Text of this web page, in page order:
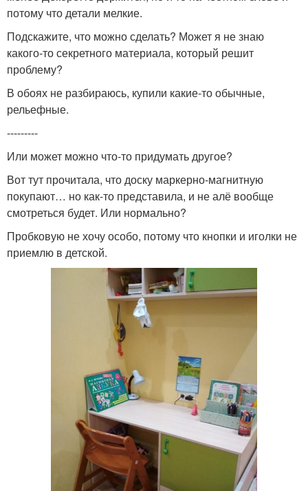
потому что детали мелкие.
Подскажите, что можно сделать? Может я не знаю
какого-то секретного материала, который решит
проблему?
В обоях не разбираюсь, купили какие-то обычные,
рельефные.
---------
Или может можно что-то придумать другое?
Вот тут прочитала, что доску маркерно-магнитную
покупают… но как-то представила, и не алё вообще
смотреться будет. Или нормально?
Пробковую не хочу особо, потому что кнопки и иголки не
приемлю в детской.